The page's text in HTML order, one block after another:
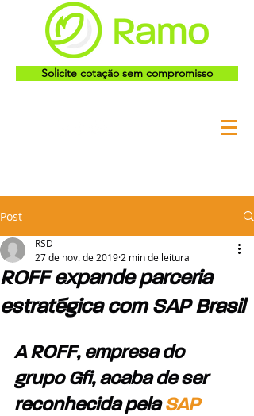
Solicite cotação sem compromisso
Post
ROFF expande parceria
estratégica com SAP Brasil
RSD
27 de nov. de 2019 2 min de leitura
A ROFF, empresa do
grupo Gfi, acaba de ser
reconhecida pela SAP